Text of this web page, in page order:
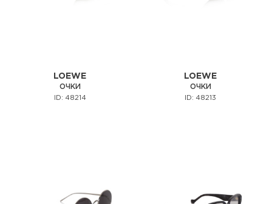
LOEWE
ОЧКИ
ID: 48214
LOEWE
ОЧКИ
ID: 48213